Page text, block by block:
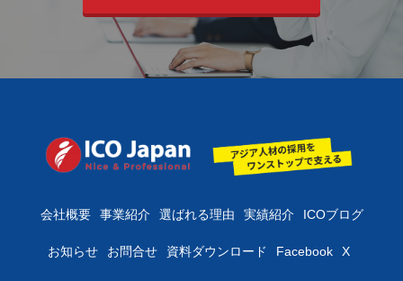
会社概要 事業紹介 選ばれる理由 実績紹介 ICOブログ
お知らせ お問合せ 資料ダウンロード Facebook X